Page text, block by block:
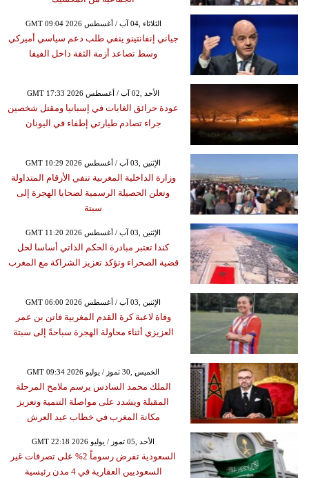
GMT 09:04 2026 الثلاثاء ,04 آب / أغسطس
جياني إنفانتينو ينفي طلب دعم سياسي أميركي
وسط تصاعد أزمة الثقة داخل الفيفا
GMT 17:33 2026 الأحد ,02 آب / أغسطس
عودة حرائق الغابات في إسبانيا ومقتل شخصين
جراء تصادم طيارتي إطفاء في اليونان
GMT 10:29 2026 الإثنين ,03 آب / أغسطس
وزارة الداخلية المغربية تنفي الأرقام المتداولة
وتعلن الحصيلة الرسمية لضحايا الهجرة إلى
سبتة
GMT 11:20 2026 الإثنين ,03 آب / أغسطس
كندا تعتبر مبادرة الحكم الذاتي أساسا لحل
قضية الصحراء وتؤكد تعزيز الشراكة مع المغرب
GMT 06:00 2026 الإثنين ,03 آب / أغسطس
وفاة لاعبة كرة القدم المغربية فاتن بن عمر
العزيزي أثناء محاولة الهجرة سباحةً إلى سبتة
GMT 09:34 2026 الخميس ,30 تموز / يوليو
الملك محمد السادس يرسم ملامح المرحلة
المقبلة ويشدد على مواصلة التنمية وتعزيز
مكانة المغرب في خطاب عيد العرش
GMT 22:18 2026 الأحد ,05 تموز / يوليو
السعودية تفرض رسوماً 2% على تصرفات غير
السعوديين العقارية في 4 مدن رئيسية